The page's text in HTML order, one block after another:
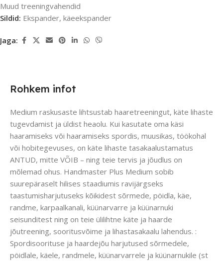
Muud treeningvahendid
Sildid: Ekspander, käeekspander
Jaga:
Rohkem infot
Medium raskusaste lihtsustab haaretreeningut, käte lihaste
tugevdamist ja üldist heaolu. Kui kasutate oma käsi
haaramiseks või haaramiseks spordis, muusikas, töökohal
või hobitegevuses, on käte lihaste tasakaalustamatus
ANTUD, mitte VÕIB – ning teie tervis ja jõudlus on
mõlemad ohus. Handmaster Plus Medium sobib
suurepäraselt hilises staadiumis ravijärgseks
taastumisharjutuseks kõikidest sõrmede, pöidla, käe,
randme, karpaalkanali, küünarvarre ja küünarnuki
seisunditest ning on teie ülilihtne käte ja haarde
jõutreening, sooritusvõime ja lihastasakaalu lahendus. :
Spordisoorituse ja haardejõu harjutused sõrmedele,
pöidlale, käele, randmele, küünarvarrele ja küünarnukile (st